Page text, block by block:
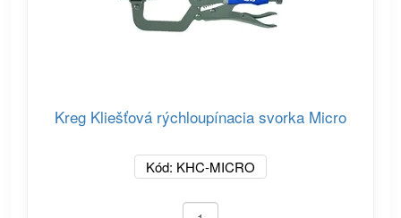
Kreg Kliešťová rýchloupínacia svorka Micro
Kód: KHC-MICRO